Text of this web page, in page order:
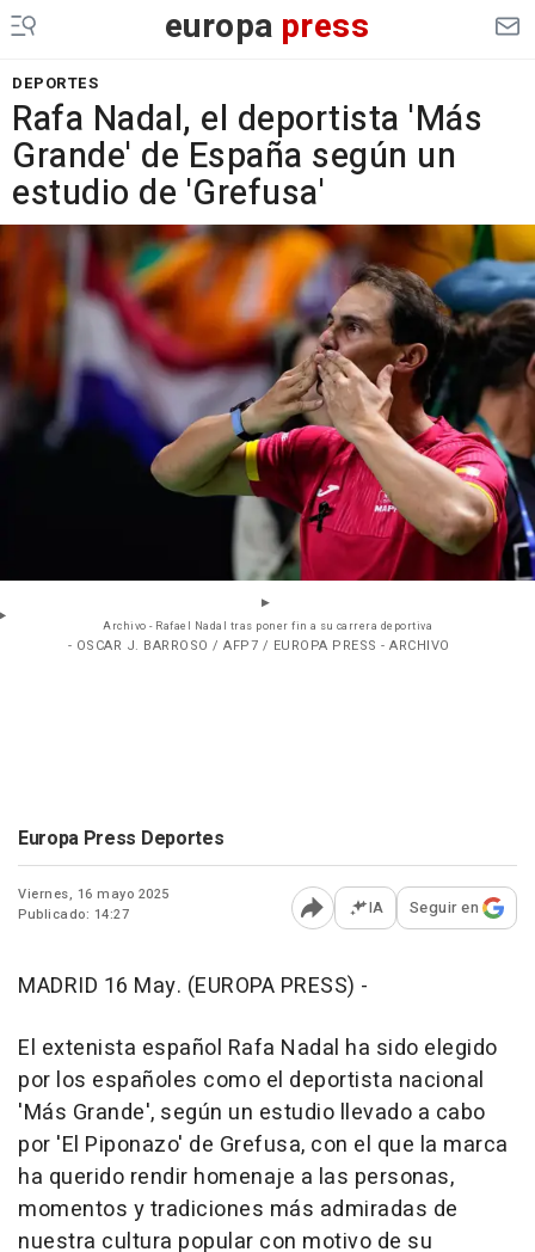
europa press
DEPORTES
Rafa Nadal, el deportista 'Más
Grande' de España según un
estudio de 'Grefusa'
Archivo - Rafael Nadal tras poner fin a su carrera deportiva
- OSCAR J. BARROSO / AFP7 / EUROPA PRESS - ARCHIVO
Europa Press Deportes
Viernes, 16 mayo 2025
Publicado: 14:27
Abrir opciones para
IA Seguir en
MADRID 16 May. (EUROPA PRESS) -
El extenista español Rafa Nadal ha sido elegido
por los españoles como el deportista nacional
'Más Grande', según un estudio llevado a cabo
por 'El Piponazo' de Grefusa, con el que la marca
ha querido rendir homenaje a las personas,
momentos y tradiciones más admiradas de
nuestra cultura popular con motivo de su